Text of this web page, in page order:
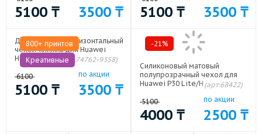
5100 ₸ 3500 ₸ 5100 ₸ 3500 ₸
800+ принтов
Креативные
Дизайнерский горизонтальный
чехол-книжка для Huawei
Honor 20S Креативные
(арт:74762-9358)
6100
5100 ₸
по акции
3500 ₸
-21%
Силиконовый матовый
полупрозрачный чехол для
Huawei P30 Lite/Huawei Honor
20S/Huawei Honor 20 Lite
Белый
(арт:68422)
5100
4000 ₸
по акции
2500 ₸